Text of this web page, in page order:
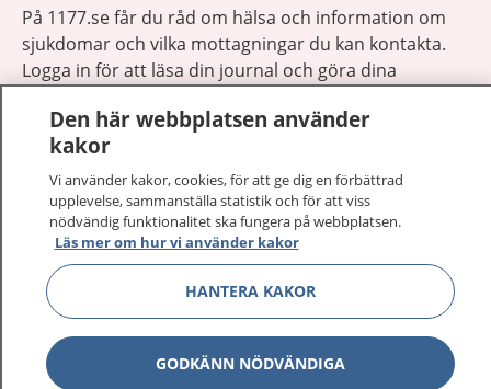
På 1177.se får du råd om hälsa och information om
sjukdomar och vilka mottagningar du kan kontakta.
Logga in för att läsa din journal och göra dina
sjukvårdsrådgivning dygnet runt.
1177 ger dig råd när du vill må bättre.
1177 på flera språk Visa
Om 1177 Visa
Den här webbplatsen använder
kakor
Vi använder kakor, cookies, för att ge dig en förbättrad
upplevelse, sammanställa statistik och för att viss
nödvändig funktionalitet ska fungera på webbplatsen.
Läs mer om hur vi använder kakor
HANTERA KAKOR
GODKÄNN NÖDVÄNDIGA